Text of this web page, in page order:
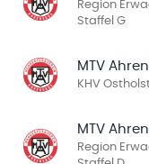
Region
Staffel G
MTV
KHV
MTV
Region